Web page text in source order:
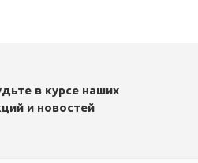
в курсе наших
и новостей